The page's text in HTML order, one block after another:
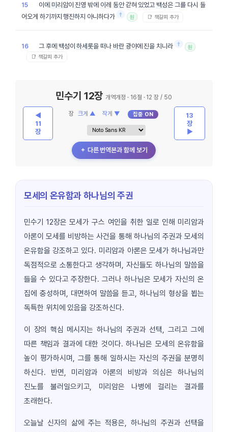
15 이에 미리암이 진영 밖에 이레 동안갇혀 있었고 백성은 그를 다시 들
어오게 하기까지 행진하지 아니하다가 † 원 📑 책갈피 추가
16 그 후에 백성이하세롯을 떠나 바란 광야에 진을 치니라 † 원
📑 책갈피 추가
◀
11
장
민수기 12장개역개정 · 16절 · 12 장 / 50
장 크게 ▲ 작게 ▼ 집중 ON
＋ 다른 번역본과 함께 보기
13
장
▶
모세의 온유함과 하나님의 주권
민수기 12장은 모세가 구스 여인을 취한 일로 인해 미리암과
아론이 모세를 비방하는 사건을 통해 하나님의 주권과 모세의
온유함을 강조하고 있다. 미리암과 아론은 모세가 하나님과만
독점적으로 소통한다고 생각하며, 자신들도 하나님의 말씀을
들을 수 있다고 주장한다. 그러나 하나님은 모세가 자신의 온
집에 충성하며, 대면하여 말씀을 듣고, 하나님의 형상을 뵙는
독특한 위치에 있음을 강조하신다.
이 장의 핵심 메시지는 하나님의 주권과 선택, 그리고 그에
따른 책임과 결과에 대한 것이다. 하나님은 모세의 온유함을
높이 평가하시며, 그를 통해 일하시는 자신의 주권을 분명히
하신다. 반면, 미리암과 아론의 비방과 의심은 하나님의
진노를 불러일으키고, 미리암은 나병에 걸리는 결과를
초래한다.
오늘날 신자의 삶에 주는 적용은, 하나님의 주권과 선택을